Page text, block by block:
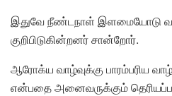
இதுவே நீண்டநாள் இளமையோடு
குறிபிடுகின்றனர் சான்றோர்.
ஆரோக்ய வாழ்வுக்கு பாரம்பரிய
என்பதை அனைவருக்கும்